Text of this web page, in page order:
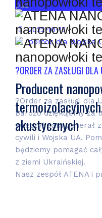
Producent
akustycznych
paź
Date2022-10-13
Categories
pomoc dla Wojska
?️ORDER ZA ZASŁUGI DLA
?️Order za zasługi dla
Bardzo dziękujemy za
wręczył sam generał
cywili i Wojska UA.
będziemy pomagać
z ziemi Ukraińskiej.
Nasz zespół ATENA i